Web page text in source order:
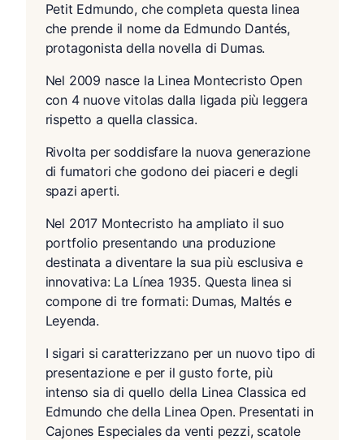
Petit Edmundo, che completa questa linea
che prende il nome da Edmundo Dantés,
protagonista della novella di Dumas.
Nel 2009 nasce la Linea Montecristo Open
con 4 nuove vitolas dalla ligada più leggera
rispetto a quella classica.
Rivolta per soddisfare la nuova generazione
di fumatori che godono dei piaceri e degli
spazi aperti.
Nel 2017 Montecristo ha ampliato il suo
portfolio presentando una produzione
destinata a diventare la sua più esclusiva e
innovativa: La Línea 1935. Questa linea si
compone di tre formati: Dumas, Maltés e
Leyenda.
I sigari si caratterizzano per un nuovo tipo di
presentazione e per il gusto forte, più
intenso sia di quello della Linea Classica ed
Edmundo che della Linea Open. Presentati in
Cajones Especiales da venti pezzi, scatole